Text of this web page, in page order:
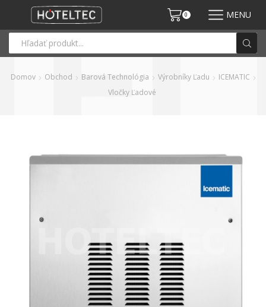
0 MENU
Domov Obchod Barová Technológia Výrobníky Ľadu
ICEMATIC
Vločky Ľadové